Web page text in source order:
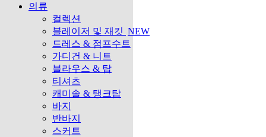
의류
컬렉션
블레이저 및 재킷 NEW
드레스 & 점프수트
가디건 & 니트
블라우스 & 탑
티셔츠
캐미솔 & 탱크탑
바지
반바지
스커트